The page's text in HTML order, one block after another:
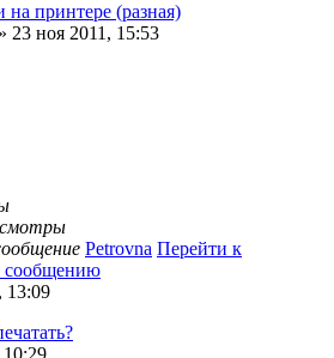
на принтере (разная)
23 ноя 2011, 15:53
Petrovna Перейти к
сообщению
13:09